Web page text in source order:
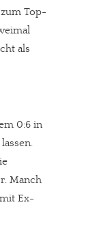
Top-
als
0:6 in
Manch
Ex-